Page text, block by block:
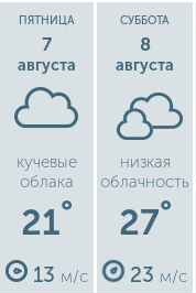
ПЯТНИЦА
7
августа
кучевые
облака
21°
13 м/с
СУББОТА
8
августа
низкая
облачность
27°
23 м/с